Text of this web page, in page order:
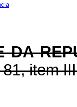
DA
item